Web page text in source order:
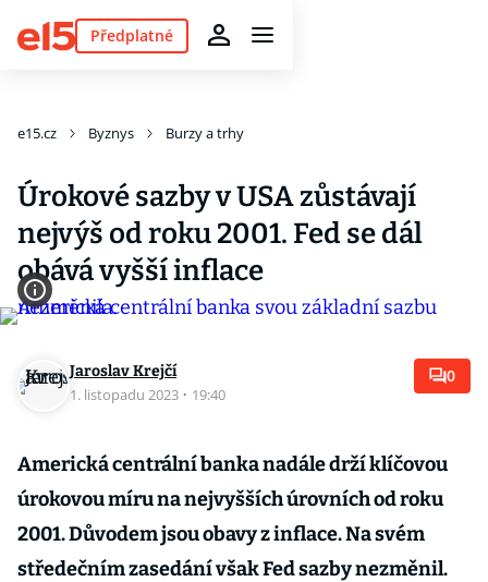
Předplatné
e15.cz Byznys Burzy a trhy
Úrokové sazby v USA zůstávají
nejvýš od roku 2001. Fed se dál
obává vyšší inflace
Jaroslav Krejčí
1. listopadu 2023 · 19:40
0
Americká centrální banka nadále drží klíčovou
úrokovou míru na nejvyšších úrovních od roku
2001. Důvodem jsou obavy z inflace. Na svém
středečním zasedání však Fed sazby nezměnil.